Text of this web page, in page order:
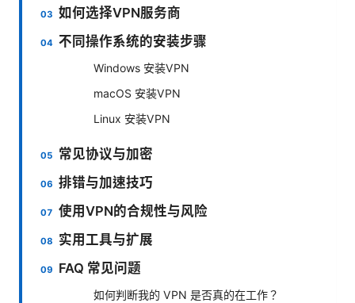
如何选择VPN服务商
不同操作系统的安装步骤
Windows 安装VPN
macOS 安装VPN
Linux 安装VPN
常见协议与加密
排错与加速技巧
使用VPN的合规性与风险
实用工具与扩展
FAQ 常见问题
如何判断我的 VPN 是否真的在工作？